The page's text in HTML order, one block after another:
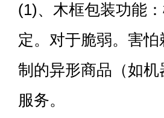
(1)、木框包装功能
定。对于脆弱。害
制的异形商品（如
服务。